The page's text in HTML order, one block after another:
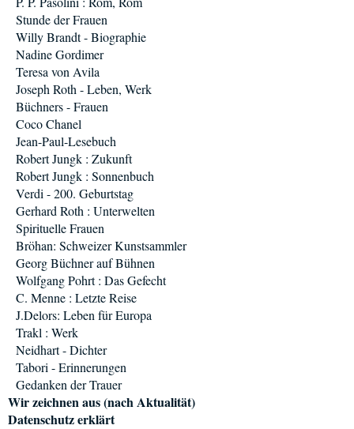
Stunde der Frauen
Willy Brandt - Biographie
Nadine Gordimer
Teresa von Avila
Joseph Roth - Leben, Werk
Büchners - Frauen
Coco Chanel
Jean-Paul-Lesebuch
Robert Jungk : Zukunft
Robert Jungk : Sonnenbuch
Verdi - 200. Geburtstag
Gerhard Roth : Unterwelten
Spirituelle Frauen
Bröhan: Schweizer Kunstsammler
Georg Büchner auf Bühnen
Wolfgang Pohrt : Das Gefecht
C. Menne : Letzte Reise
J.Delors: Leben für Europa
Trakl : Werk
Neidhart - Dichter
Tabori - Erinnerungen
Gedanken der Trauer
Wir zeichnen aus (nach Aktualität)
Datenschutz erklärt